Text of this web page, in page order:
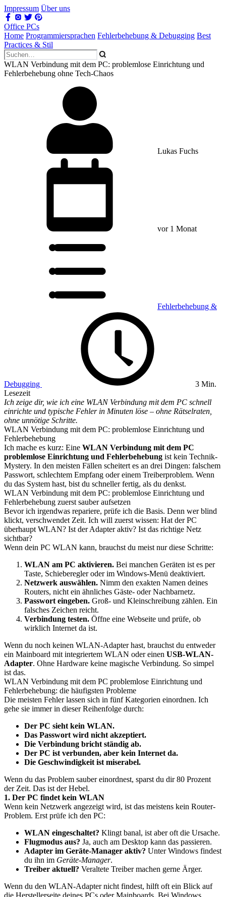
Impressum Über uns
Office PCs
Home Programmiersprachen Fehlerbehebung & Debugging Best
Practices & Stil
WLAN Verbindung mit dem PC: problemlose Einrichtung und
Fehlerbehebung ohne Tech-Chaos
Lukas Fuchs
vor 1 Monat
Fehlerbehebung &
Debugging
3 Min.
Lesezeit
Ich zeige dir, wie ich eine WLAN Verbindung mit dem PC schnell
einrichte und typische Fehler in Minuten löse – ohne Rätselraten,
ohne unnötige Schritte.
WLAN Verbindung mit dem PC: problemlose Einrichtung und
Fehlerbehebung
Ich mache es kurz: Eine WLAN Verbindung mit dem PC
problemlose Einrichtung und Fehlerbehebung ist kein Technik-
Mystery. In den meisten Fällen scheitert es an drei Dingen: falschem
Passwort, schlechtem Empfang oder einem Treiberproblem. Wenn
du das System hast, bist du schneller fertig, als du denkst.
WLAN Verbindung mit dem PC: problemlose Einrichtung und
Fehlerbehebung zuerst sauber aufsetzen
Bevor ich irgendwas repariere, prüfe ich die Basis. Denn wer blind
klickt, verschwendet Zeit. Ich will zuerst wissen: Hat der PC
überhaupt WLAN? Ist der Adapter aktiv? Ist das richtige Netz
sichtbar?
Wenn dein PC WLAN kann, brauchst du meist nur diese Schritte:
WLAN am PC aktivieren. Bei manchen Geräten ist es per
Taste, Schieberegler oder im Windows-Menü deaktiviert.
Netzwerk auswählen. Nimm den exakten Namen deines
Routers, nicht ein ähnliches Gäste- oder Nachbarnetz.
Passwort eingeben. Groß- und Kleinschreibung zählen. Ein
falsches Zeichen reicht.
Verbindung testen. Öffne eine Webseite und prüfe, ob
wirklich Internet da ist.
Wenn du noch keinen WLAN-Adapter hast, brauchst du entweder
ein Mainboard mit integriertem WLAN oder einen USB-WLAN-
Adapter. Ohne Hardware keine magische Verbindung. So simpel
ist das.
WLAN Verbindung mit dem PC problemlose Einrichtung und
Fehlerbehebung: die häufigsten Probleme
Die meisten Fehler lassen sich in fünf Kategorien einordnen. Ich
gehe sie immer in dieser Reihenfolge durch:
Der PC sieht kein WLAN.
Das Passwort wird nicht akzeptiert.
Die Verbindung bricht ständig ab.
Der PC ist verbunden, aber kein Internet da.
Die Geschwindigkeit ist miserabel.
Wenn du das Problem sauber einordnest, sparst du dir 80 Prozent
der Zeit. Das ist der Hebel.
1. Der PC findet kein WLAN
Wenn kein Netzwerk angezeigt wird, ist das meistens kein Router-
Problem. Erst prüfe ich den PC:
WLAN eingeschaltet? Klingt banal, ist aber oft die Ursache.
Flugmodus aus? Ja, auch am Desktop kann das passieren.
Adapter im Geräte-Manager aktiv? Unter Windows findest
du ihn im Geräte-Manager.
Treiber aktuell? Veraltete Treiber machen gerne Ärger.
Wenn du den WLAN-Adapter nicht findest, hilft oft ein Blick auf
die Herstellerseite deines PCs oder Mainboards. Bei Windows